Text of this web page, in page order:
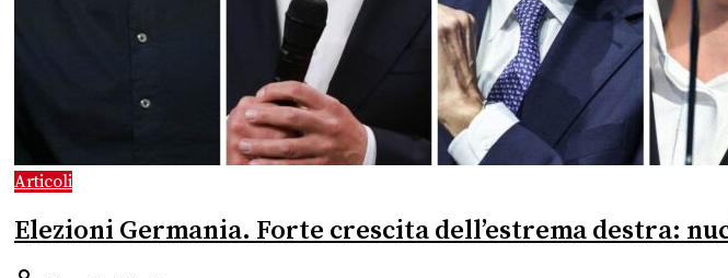
Articoli
Elezioni Germania. Forte crescita dell’estrema destra: